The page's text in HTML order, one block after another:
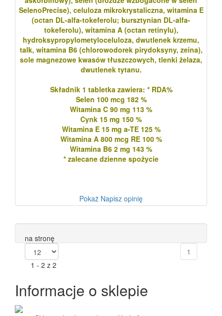
SelenoPrecise), celuloza mikrokrystaliczna, witamina E
(octan DL-alfa-tokeferolu; bursztynian DL-alfa-
tokeferolu), witamina A (octan retinylu),
hydroksypropylometyloceluloza, dwutlenek krzemu,
talk, witamina B6 (chlorowodorek pirydoksyny, zeina),
sole magnezowe kwasów tłuszczowych, tlenki żelaza,
dwutlenek tytanu.
Składnik 1 tabletka zawiera: * RDA%
Selen 100 mcg 182 %
Witamina C 90 mg 113 %
Cynk 15 mg 150 %
Witamina E 15 mg a-TE 125 %
Witamina A 800 mcg RE 100 %
Witamina B6 2 mg 143 %
* zalecane dzienne spożycie
Pokaż Napisz opinię
na stronę
1 - 2 z 2
1
Informacje o sklepie